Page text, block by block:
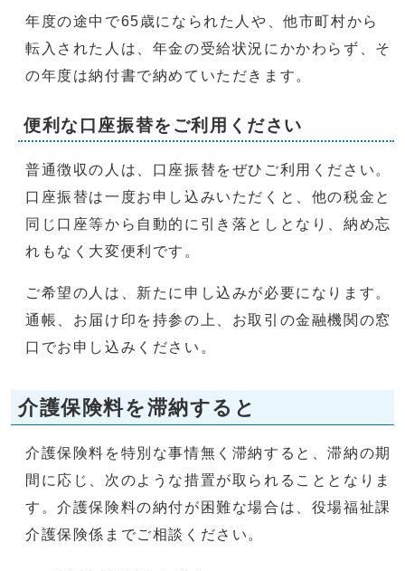
年度の途中で65歳になられた人や、他市町村から
転入された人は、年金の受給状況にかかわらず、そ
の年度は納付書で納めていただきます。
便利な口座振替をご利用ください
普通徴収の人は、口座振替をぜひご利用ください。
口座振替は一度お申し込みいただくと、他の税金と
同じ口座等から自動的に引き落としとなり、納め忘
れもなく大変便利です。
ご希望の人は、新たに申し込みが必要になります。
通帳、お届け印を持参の上、お取引の金融機関の窓
口でお申し込みください。
介護保険料を滞納すると
介護保険料を特別な事情無く滞納すると、滞納の期
間に応じ、次のような措置が取られることとなりま
す。介護保険料の納付が困難な場合は、役場福祉課
介護保険係までご相談ください。